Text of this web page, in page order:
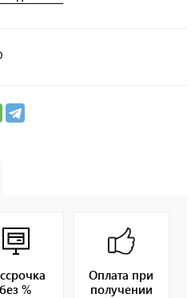
без %
Оплата при
получении